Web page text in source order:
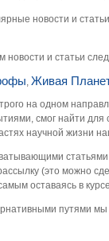
новости и
и статьи
, Живая
на одном
смог найти для
научной жизни
(это можно
оставаясь в
путями